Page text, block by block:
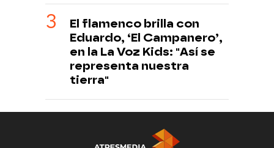
El flamenco brilla con
Eduardo, ‘El Campanero’,
en la La Voz Kids: "Así se
representa nuestra
tierra"